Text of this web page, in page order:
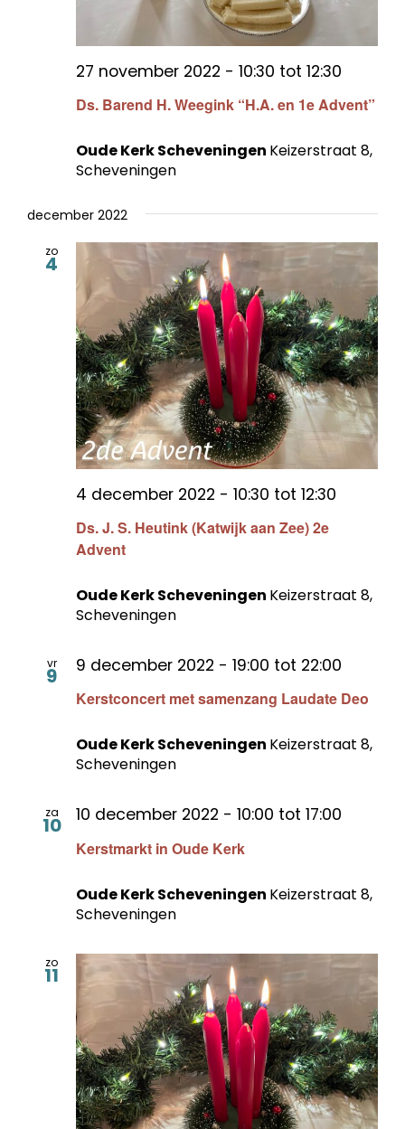
Ds. Barend H. Weegink “H.A. en 1e Advent”
27 november 2022 - 10:30 tot 12:30
Oude Kerk Scheveningen Keizerstraat 8,
Scheveningen
december 2022
zo
4
Ds. J. S. Heutink (Katwijk aan Zee) 2e
Advent
4 december 2022 - 10:30 tot 12:30
Oude Kerk Scheveningen Keizerstraat 8,
Scheveningen
vr
9
Kerstconcert met samenzang Laudate Deo
9 december 2022 - 19:00 tot 22:00
Oude Kerk Scheveningen Keizerstraat 8,
Scheveningen
za
10
Kerstmarkt in Oude Kerk
10 december 2022 - 10:00 tot 17:00
Oude Kerk Scheveningen Keizerstraat 8,
Scheveningen
zo
11